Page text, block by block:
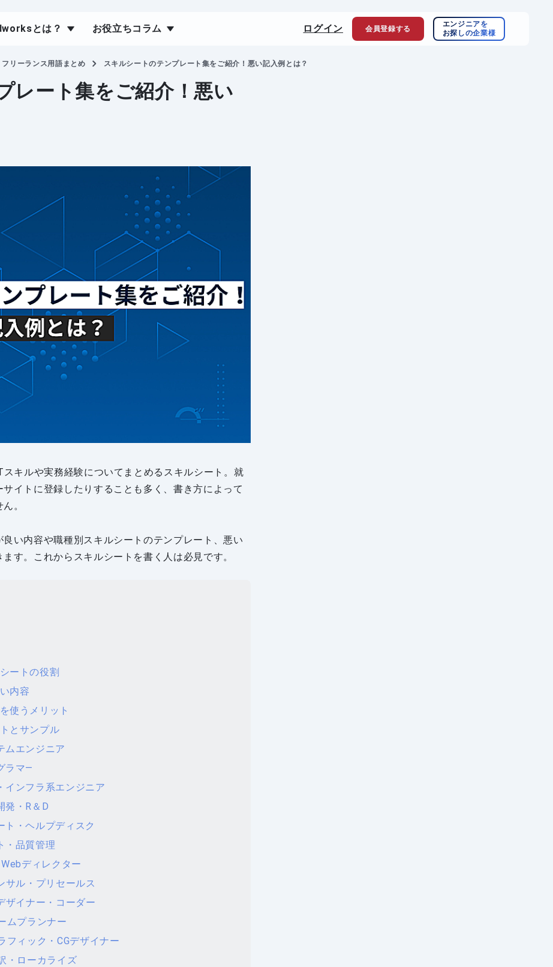
とは？ お役立ちコラム ログイン 会員登録する
エンジニアを
お探しの企業様
フリーランス用語まとめ スキルシートのテンプレート集をご紹介！悪い記入例とは？
レート集をご紹介！悪い
キルや実務経験についてまとめるスキルシート。就
イトに登録したりすることも多く、書き方によって
。
い内容や職種別スキルシートのテンプレート、悪い
す。これからスキルシートを書く人は必見です。
ートの役割
内容
使うメリット
とサンプル
ムエンジニア
ラマ—
インフラ系エンジニア
発・R＆D
ト・ヘルプディスク
・品質管理
ディレクター
ル・プリセールス
ザイナー・コーダー
ムプランナー
フィック・CGデザイナー
・ローカライズ